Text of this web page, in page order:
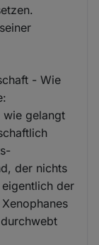
- Wie
wie gelangt
der nichts
der